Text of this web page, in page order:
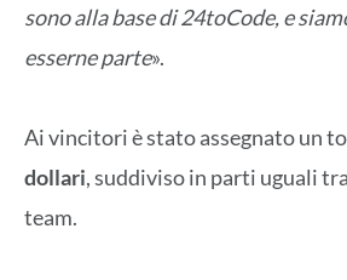
sono alla base di 24toCode, e
esserne parte».
Ai vincitori è stato assegnato un
dollari, suddiviso in parti uguali
team.